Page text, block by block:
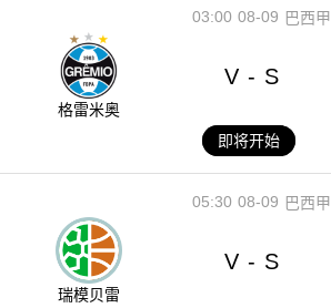
08-09
03:00 巴西甲
格雷米奥
V - S
即将开始
08-09
05:30 巴西甲
瑞模贝雷
V - S